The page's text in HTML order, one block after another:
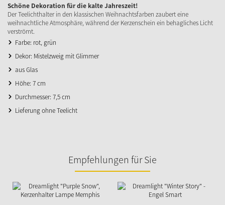
Schöne Dekoration für die kalte Jahreszeit!
Der Teelichthalter in den klassischen Weihnachtsfarben zaubert eine
weihnachtliche Atmosphäre, während der Kerzenschein ein behagliches Licht
verströmt.
Farbe: rot, grün
Dekor: Mistelzweig mit Glimmer
aus Glas
Höhe: 7 cm
Durchmesser: 7,5 cm
Lieferung ohne Teelicht
Empfehlungen für Sie